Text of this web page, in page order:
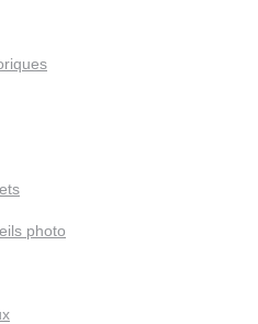
photo